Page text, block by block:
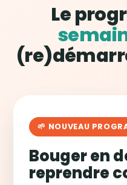
Le
🌱 NOUVEAU
Bouger en
reprendre